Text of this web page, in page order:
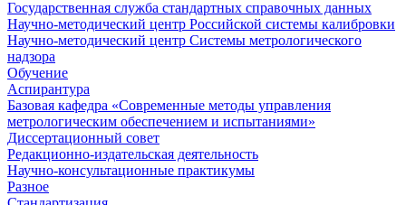
Государственная служба стандартных справочных данных
Научно-методический центр Российской системы калибровки
Научно-методический центр Системы метрологического
надзора
Обучение
Аспирантура
Базовая кафедра «Современные методы управления
метрологическим обеспечением и испытаниями»
Диссертационный совет
Редакционно-издательская деятельность
Научно-консультационные практикумы
Разное